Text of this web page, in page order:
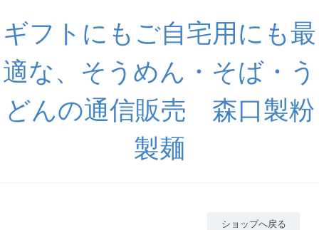
ギフトにもご自宅用にも最
適な、そうめん・そば・う
どんの通信販売 森口製粉
製麺
ショップへ戻る